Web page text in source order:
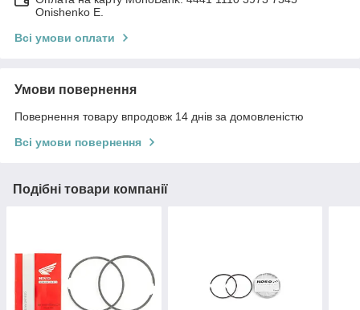
Onishenko E.
Всі умови оплати
Умови повернення
Повернення товару впродовж 14 днів за домовленістю
Всі умови повернення
Подібні товари компанії